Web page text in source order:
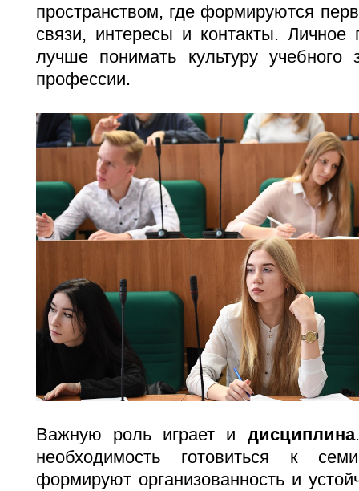
пространством, где формируются
связи, интересы и контакты. Личное
лучше понимать культуру учебного
профессии.
Важную роль играет и дисциплина
необходимость готовиться к
формируют организованность и